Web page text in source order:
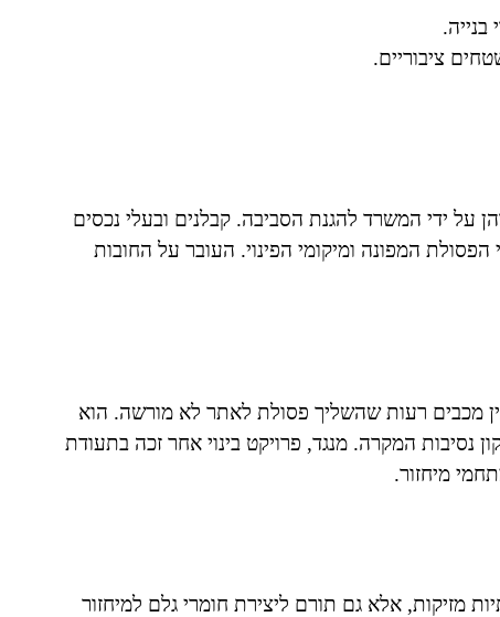
ציבוריים.
על ידי המשרד להגנת הסביבה. קבלנים ובעלי נכסים
המפונה ומיקומי הפינוי. העובר על החובות
במודיעין מכבים רעות שהשליך פסולת לאתר לא מורשה. הוא
התחייבות לתיקון נסיבות המקרה. מנגד, פרויקט בינוי אחר זכה בתעודת
מיחזור.
מזיקות, אלא גם תורם ליצירת חומרי גלם למיחזור